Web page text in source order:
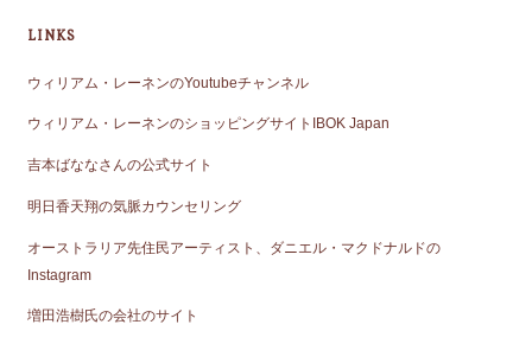
LINKS
ウィリアム・レーネンのYoutubeチャンネル
ウィリアム・レーネンのショッピングサイトIBOK Japan
吉本ばななさんの公式サイト
明日香天翔の気脈カウンセリング
オーストラリア先住民アーティスト、ダニエル・マクドナルドの
Instagram
増田浩樹氏の会社のサイト